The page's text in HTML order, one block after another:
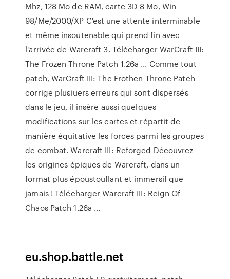
Mhz, 128 Mo de RAM, carte 3D 8 Mo, Win
98/Me/2000/XP C'est une attente interminable
et même insoutenable qui prend fin avec
l'arrivée de Warcraft 3. Télécharger WarCraft III:
The Frozen Throne Patch 1.26a ... Comme tout
patch, WarCraft III: The Frothen Throne Patch
corrige plusiuers erreurs qui sont dispersés
dans le jeu, il insère aussi quelques
modifications sur les cartes et répartit de
manière équitative les forces parmi les groupes
de combat. Warcraft III: Reforged Découvrez
les origines épiques de Warcraft, dans un
format plus époustouflant et immersif que
jamais ! Télécharger Warcraft III: Reign Of
Chaos Patch 1.26a ...
eu.shop.battle.net